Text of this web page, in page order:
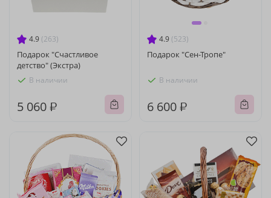
4.9 (263)
Подарок "Счастливое
детство" (Экстра)
В наличии
5 060 ₽
4.9 (523)
Подарок "Сен-Тропе"
В наличии
6 600 ₽